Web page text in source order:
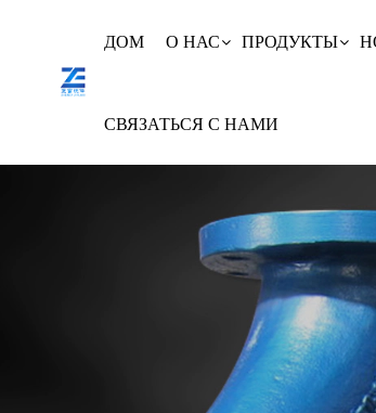
ДОМ О НАС ПРОДУКТЫ
СВЯЗАТЬСЯ С НАМИ